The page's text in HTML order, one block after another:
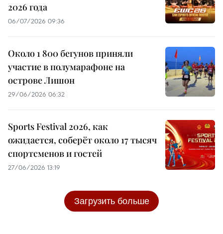
2026 года
06/07/2026 09:36
Около 1 800 бегунов приняли
участие в полумарафоне на
острове Лишон
29/06/2026 06:32
Sports Festival 2026, как
ожидается, соберёт около 17 тысяч
спортсменов и гостей
27/06/2026 13:19
Загрузить больше